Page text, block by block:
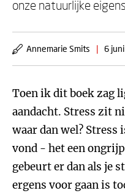
onze natuurlijke
Annemarie Smits | 6
Toen ik dit boek zag
aandacht. Stress zit
waar dan wel?
vond - het een
gebeurt er dan als je
ergens voor gaan is